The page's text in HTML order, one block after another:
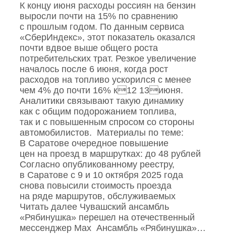
К концу июня расходы россиян на бензин
выросли почти на 15% по сравнению
с прошлым годом. По данным сервиса
«СберИндекс», этот показатель оказался
почти вдвое выше общего роста
потребительских трат. Резкое увеличение
началось после 6 июня, когда рост
расходов на топливо ускорился с менее
чем 4% до почти 16% к12 13июня.
Аналитики связывают такую динамику
как с общим подорожанием топлива,
так и с повышенным спросом со стороны
автомобилистов. Материалы по теме:
В Саратове очередное повышение
цен на проезд в маршрутках: до 48 рублей
Согласно опубликованному реестру,
в Саратове с 9 и 10 октября 2025 года
снова повысили стоимость проезда
на ряде маршрутов, обслуживаемых
Читать далее Чувашский ансамбль
«Рябинушка» перешел на отечественный
мессенджер Max Ансамбль «Рябинушка»…